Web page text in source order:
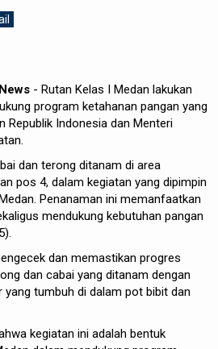
- Rutan Kelas I Medan lakukan
program ketahanan pangan yang
Republik Indonesia dan Menteri
dan terong ditanam di area
pos 4, dalam kegiatan yang dipimpin
Penanaman ini memanfaatkan
mendukung kebutuhan pangan
dan memastikan progres
dan cabai yang ditanam dengan
tumbuh di dalam pot bibit dan
kegiatan ini adalah bentuk